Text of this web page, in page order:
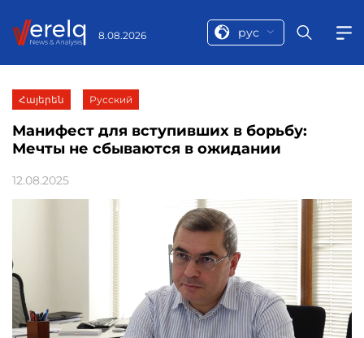
8.08.2026 рус
Հայերեն Русский
Манифест для вступивших в борьбу:
Мечты не сбываются в ожидании
12.08.2025